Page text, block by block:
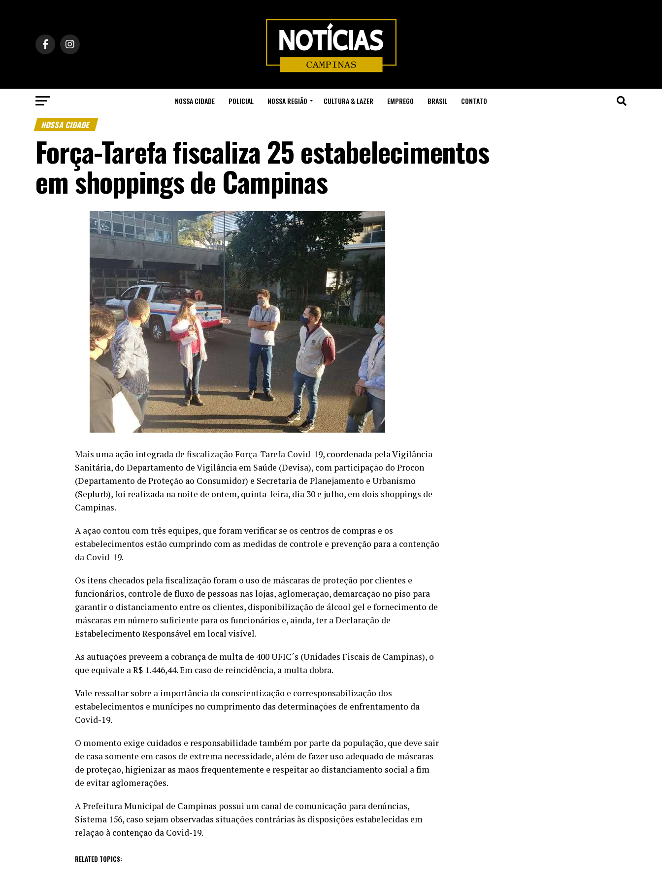
NOSSA CIDADE POLICIAL NOSSA REGIÃO CULTURA & LAZER EMPREGO BRASIL CONTATO
NOSSA CIDADE
Força-Tarefa fiscaliza 25 estabelecimentos
em shoppings de Campinas
Mais uma ação integrada de fiscalização Força-Tarefa Covid-19, coordenada pela Vigilância
Sanitária, do Departamento de Vigilância em Saúde (Devisa), com participação do Procon
(Departamento de Proteção ao Consumidor) e Secretaria de Planejamento e Urbanismo
(Seplurb), foi realizada na noite de ontem, quinta-feira, dia 30 e julho, em dois shoppings de
Campinas.
A ação contou com três equipes, que foram verificar se os centros de compras e os
estabelecimentos estão cumprindo com as medidas de controle e prevenção para a contenção
da Covid-19.
Os itens checados pela fiscalização foram o uso de máscaras de proteção por clientes e
funcionários, controle de fluxo de pessoas nas lojas, aglomeração, demarcação no piso para
garantir o distanciamento entre os clientes, disponibilização de álcool gel e fornecimento de
máscaras em número suficiente para os funcionários e, ainda, ter a Declaração de
Estabelecimento Responsável em local visível.
As autuações preveem a cobrança de multa de 400 UFIC´s (Unidades Fiscais de Campinas), o
que equivale a R$ 1.446,44. Em caso de reincidência, a multa dobra.
Vale ressaltar sobre a importância da conscientização e corresponsabilização dos
estabelecimentos e munícipes no cumprimento das determinações de enfrentamento da
Covid-19.
O momento exige cuidados e responsabilidade também por parte da população, que deve sair
de casa somente em casos de extrema necessidade, além de fazer uso adequado de máscaras
de proteção, higienizar as mãos frequentemente e respeitar ao distanciamento social a fim
de evitar aglomerações.
A Prefeitura Municipal de Campinas possui um canal de comunicação para denúncias,
Sistema 156, caso sejam observadas situações contrárias às disposições estabelecidas em
relação à contenção da Covid-19.
RELATED TOPICS: